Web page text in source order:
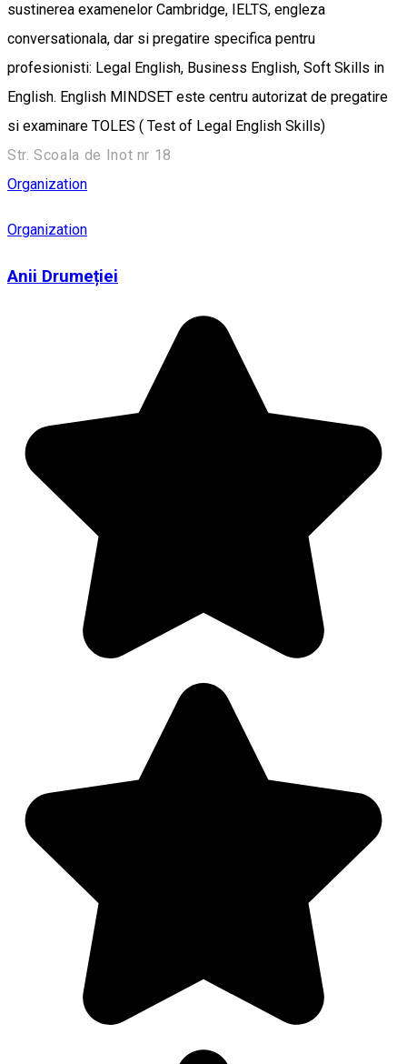
sustinerea examenelor Cambridge, IELTS, engleza
conversationala, dar si pregatire specifica pentru
profesionisti: Legal English, Business English, Soft Skills in
English. English MINDSET este centru autorizat de pregatire
si examinare TOLES ( Test of Legal English Skills)
Str. Scoala de Inot nr 18
Organization
Organization
Anii Drumeției